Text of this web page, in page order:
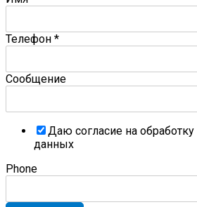
Телефон *
Сообщение
Даю согласие на
данных
Phone